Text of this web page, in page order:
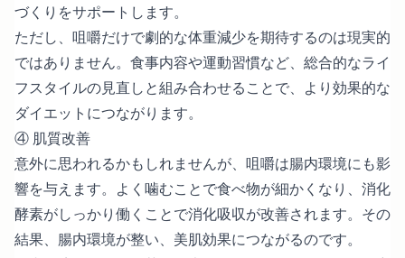
づくりをサポートします。
ただし、咀嚼だけで劇的な体重減少を期待するのは現実的
ではありません。食事内容や運動習慣など、総合的なライ
フスタイルの見直しと組み合わせることで、より効果的な
ダイエットにつながります。
④ 肌質改善
意外に思われるかもしれませんが、咀嚼は腸内環境にも影
響を与えます。よく噛むことで食べ物が細かくなり、消化
酵素がしっかり働くことで消化吸収が改善されます。その
結果、腸内環境が整い、美肌効果につながるのです。